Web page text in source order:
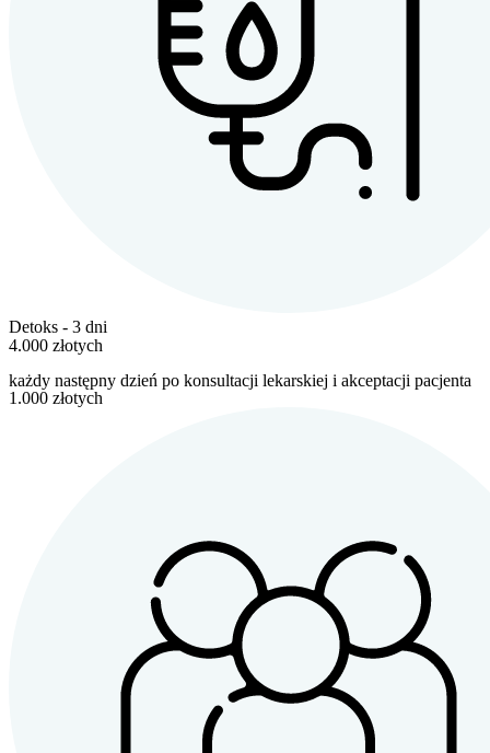
Detoks - 3 dni
4.000 złotych
każdy następny dzień po konsultacji lekarskiej i akceptacji pacjenta
1.000 złotych